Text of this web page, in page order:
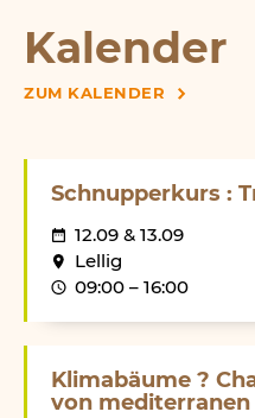
Kalender
ZUM KALENDER
Schnupperkurs :
12.09& 13.09
Lellig
09:00 – 16:00
Klimabäume ?
von